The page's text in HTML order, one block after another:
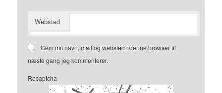
Websted
Gem mit navn, mail og websted i denne browser til
næste gang jeg kommenterer.
Recaptcha